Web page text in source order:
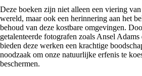
Deze boeken zijn niet alleen een viering
wereld, maar ook een herinnering aan het
behoud van deze kostbare omgevingen.
getalenteerde fotografen zoals Ansel
bieden deze werken een krachtige
noodzaak om onze natuurlijke erfenis te
beschermen.